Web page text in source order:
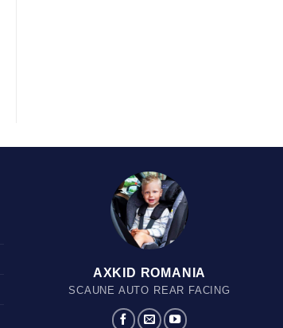
AXKID ROMANIA
SCAUNE AUTO REAR FACING